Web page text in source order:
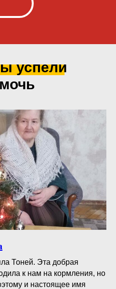
успели
Тоней. Эта добрая
к нам на кормления, но
и настоящее имя